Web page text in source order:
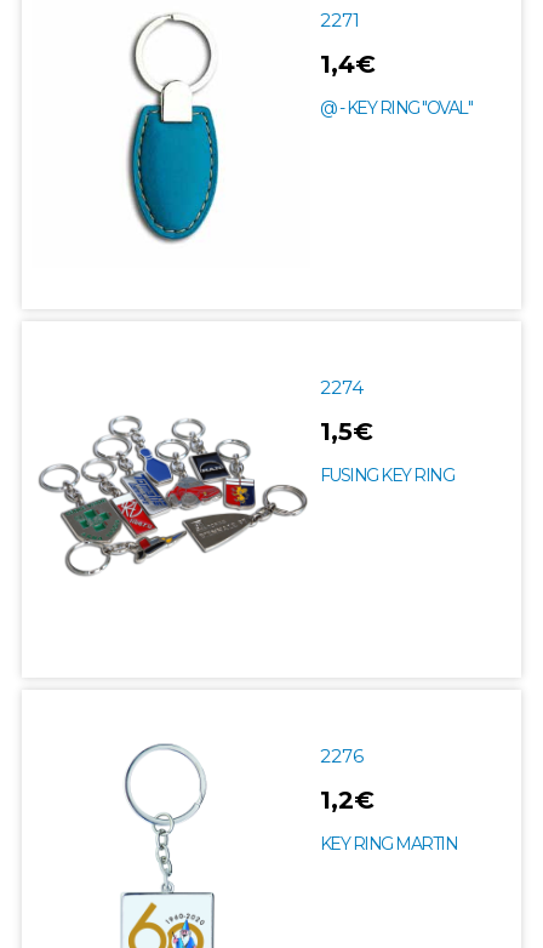
2271
1,4€
@ - KEY RING "OVAL"
2274
1,5€
FUSING KEY RING
2276
1,2€
KEY RING MARTIN